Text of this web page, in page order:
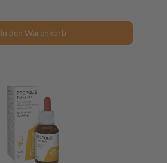
In den Warenkorb